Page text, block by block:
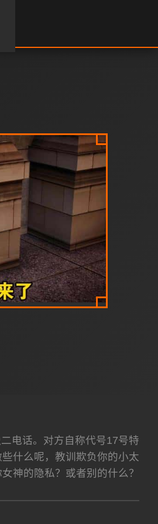
电话。对方自称代号17号特
什么呢，教训欺负你的小太
神的隐私？或者别的什么？